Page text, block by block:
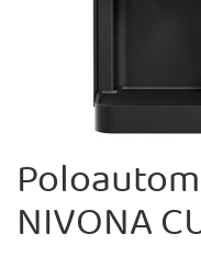
NIVONA